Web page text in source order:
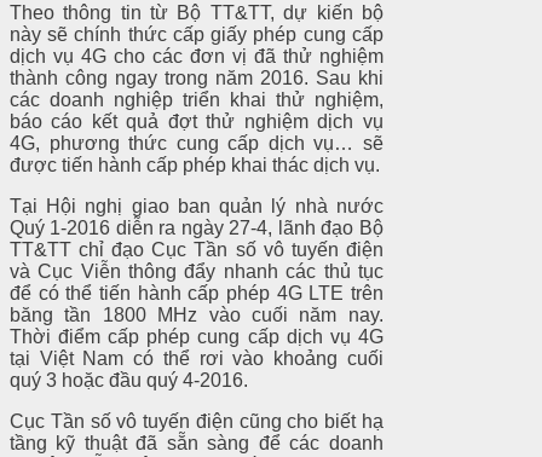
Theo thông tin từ Bộ TT&TT, dự kiến bộ
này sẽ chính thức cấp giấy phép cung cấp
dịch vụ 4G cho các đơn vị đã thử nghiệm
thành công ngay trong năm 2016. Sau khi
các doanh nghiệp triển khai thử nghiệm,
báo cáo kết quả đợt thử nghiệm dịch vụ
4G, phương thức cung cấp dịch vụ… sẽ
được tiến hành cấp phép khai thác dịch vụ.
Tại Hội nghị giao ban quản lý nhà nước
Quý 1-2016 diễn ra ngày 27-4, lãnh đạo Bộ
TT&TT chỉ đạo Cục Tần số vô tuyến điện
và Cục Viễn thông đẩy nhanh các thủ tục
để có thể tiến hành cấp phép 4G LTE trên
băng tần 1800 MHz vào cuối năm nay.
Thời điểm cấp phép cung cấp dịch vụ 4G
tại Việt Nam có thể rơi vào khoảng cuối
quý 3 hoặc đầu quý 4-2016.
Cục Tần số vô tuyến điện cũng cho biết hạ
tầng kỹ thuật đã sẵn sàng để các doanh